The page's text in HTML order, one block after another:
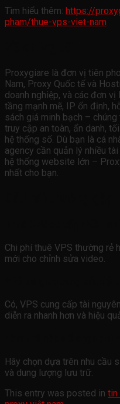
Tìm hiểu thêm: https://
pham/thue-vps-viet-nam
Proxygiare là đơn vị tiên
Nam, Proxy Quốc tế và
doanh nghiệp, và các đơn
tầng mạnh mẽ, IP ổn định,
sách giá minh bạch –
truy cập an toàn, ẩn danh,
hệ thống số. Dù bạn là cá
agency cần quản lý nhiều
hệ thống website lớn –
nhất cho bạn.
Chi phí thuê VPS thường rẻ
mới cho chỉnh sửa video.
Có, VPS cung cấp tài
diễn ra nhanh hơn và hiệu
Hãy chọn dựa trên nhu cầu
và dung lượng lưu trữ.
This entry was posted in tin